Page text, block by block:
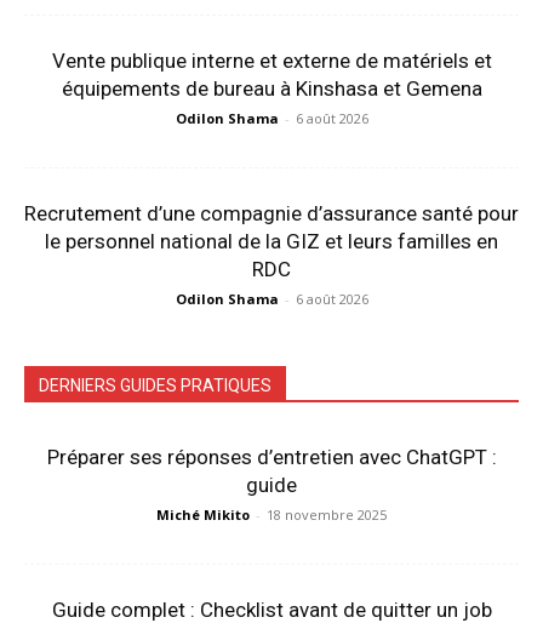
Vente publique interne et externe de matériels et
équipements de bureau à Kinshasa et Gemena
Odilon Shama - 6 août 2026
Recrutement d’une compagnie d’assurance santé pour
le personnel national de la GIZ et leurs familles en
RDC
Odilon Shama - 6 août 2026
DERNIERS GUIDES PRATIQUES
Préparer ses réponses d’entretien avec ChatGPT :
guide
Miché Mikito - 18 novembre 2025
Guide complet : Checklist avant de quitter un job